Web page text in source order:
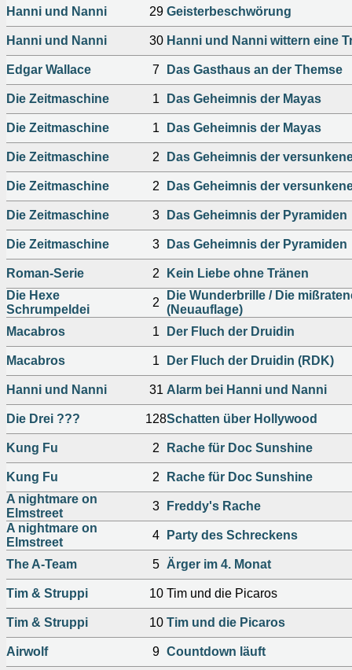
Hanni und Nanni 29 Geisterbeschwörung
Hanni und Nanni 30 Hanni und Nanni wittern eine
Edgar Wallace 7 Das Gasthaus an der Themse
Die Zeitmaschine 1 Das Geheimnis der Mayas
Die Zeitmaschine 1 Das Geheimnis der Mayas
Die Zeitmaschine 2 Das Geheimnis der
Die Zeitmaschine 2 Das Geheimnis der
Die Zeitmaschine 3 Das Geheimnis der Pyramiden
Die Zeitmaschine 3 Das Geheimnis der Pyramiden
Roman-Serie 2
Kein Liebe ohne Tränen
Die Hexe
Schrumpeldei
2
Die Wunderbrille / Die
(Neuauflage)
Macabros
1 Der Fluch der Druidin
Macabros 1 Der Fluch der Druidin (RDK)
Hanni und Nanni 31 Alarm bei Hanni und Nanni
Die Drei ??? 128Schatten über Hollywood
Kung Fu 2 Rache für Doc Sunshine
Kung Fu 2
Rache für Doc Sunshine
A nightmare on
Elmstreet
3
Freddy's Rache
A nightmare on
Elmstreet
4 Party des Schreckens
The A-Team 5 Ärger im 4. Monat
Tim & Struppi 10 Tim und die Picaros
Tim & Struppi 10 Tim und die Picaros
Airwolf 9 Countdown läuft